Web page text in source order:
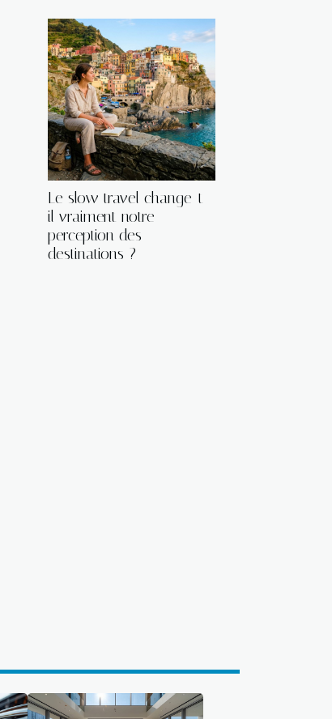
Le slow travel change-t-
il vraiment notre
perception des
destinations ?